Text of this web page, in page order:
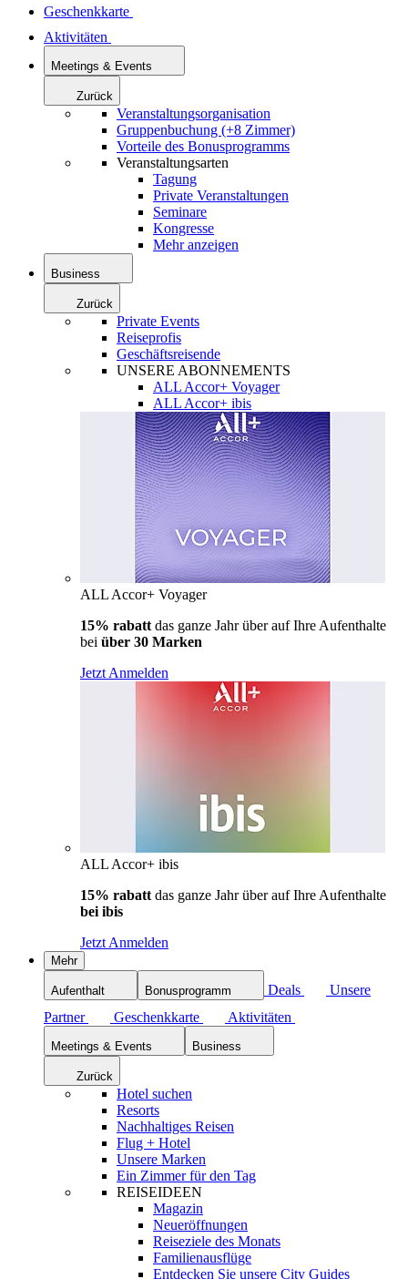
Geschenkkarte
Aktivitäten
Meetings & Events
Zurück
Veranstaltungsorganisation
Gruppenbuchung (+8 Zimmer)
Vorteile des Bonusprogramms
Veranstaltungsarten
Tagung
Private Veranstaltungen
Seminare
Kongresse
Mehr anzeigen
Business
Zurück
Private Events
Reiseprofis
Geschäftsreisende
UNSERE ABONNEMENTS
ALL Accor+ Voyager
ALL Accor+ ibis
ALL Accor+ Voyager
15% rabatt das ganze Jahr über auf Ihre Aufenthalte
bei über 30 Marken
Jetzt Anmelden
ALL Accor+ ibis
15% rabatt das ganze Jahr über auf Ihre Aufenthalte
bei ibis
Jetzt Anmelden
Mehr
Aufenthalt Bonusprogramm Deals
Unsere
Partner
Geschenkkarte Aktivitäten
Meetings & Events Business
Zurück
Hotel suchen
Resorts
Nachhaltiges Reisen
Flug + Hotel
Unsere Marken
Ein Zimmer für den Tag
REISEIDEEN
Magazin
Neueröffnungen
Reiseziele des Monats
Familienausflüge
Entdecken Sie unsere City Guides